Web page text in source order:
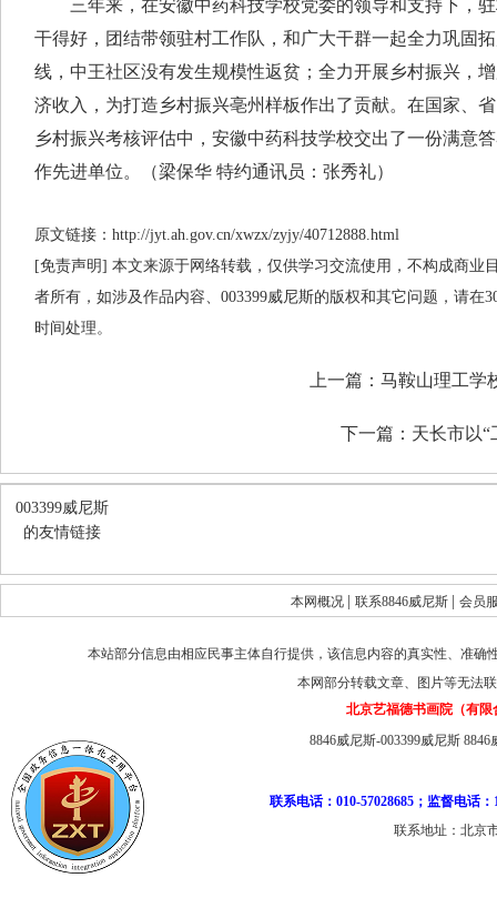
三年来，在安徽中药科技学校党委的领导和支持下，驻
干得好，团结带领驻村工作队，和广大干群一起全力巩固
线，中王社区没有发生规模性返贫；全力开展乡村振兴，
济收入，为打造乡村振兴亳州样板作出了贡献。在国家、
乡村振兴考核评估中，安徽中药科技学校交出了一份满意
作先进单位。（梁保华 特约通讯员：张秀礼）
原文链接：http://jyt.ah.gov.cn/xwzx/zyjy/40712888.html
[免责声明] 本文来源于网络转载，仅供学习交流使用，不构成商业
者所有，如涉及作品内容、003399威尼斯的版权和其它问题，请在
时间处理。
上一篇： 马鞍山理工学
下一篇： 天长市以“
003399威尼斯
的友情链接
本网概况 联系8846威尼斯 会员
本站部分信息由相应民事主体自行提供，该信息内容的真实性、准确
本网部分转载文章、图片等无法
北京艺福德书画院（有
8846威尼斯-003399威尼斯 8846
联系电话：010-57028685；监督电话
联系地址：北京